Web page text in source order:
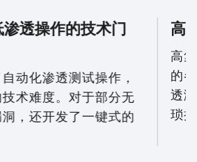
透操作的技术门
动化渗透测试操作，
术难度。对于部分无
，还开发了一键式的
高
高
的
透
琐